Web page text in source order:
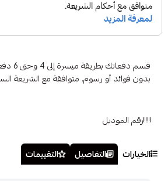
قسم دفعاتك
بدون فوائد أو رسوم. متوافقة مع الشريعة
رقم الموديل
الخيارات التفاصيل التقييمات